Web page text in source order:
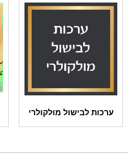
ערכות לבישול מולקולרי